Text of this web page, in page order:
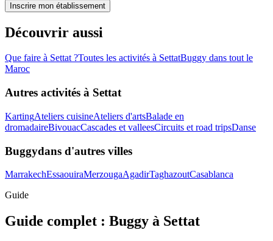
Inscrire mon établissement
Découvrir aussi
Que faire à Settat?Toutes les activités à SettatBuggy dans tout le
Maroc
Autres activités à Settat
KartingAteliers cuisineAteliers d'artsBalade en
dromadaireBivouacCascades et valleesCircuits et road tripsDanse
Buggydans d'autres villes
MarrakechEssaouiraMerzougaAgadirTaghazoutCasablanca
Guide
Guide complet : Buggy à Settat